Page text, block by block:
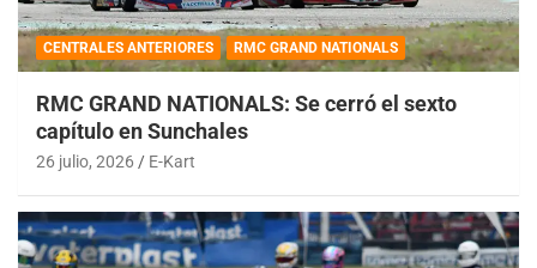
CENTRALES ANTERIORES RMC GRAND NATIONALS
RMC GRAND NATIONALS: Se cerró el sexto
capítulo en Sunchales
26 julio, 2026 E-Kart